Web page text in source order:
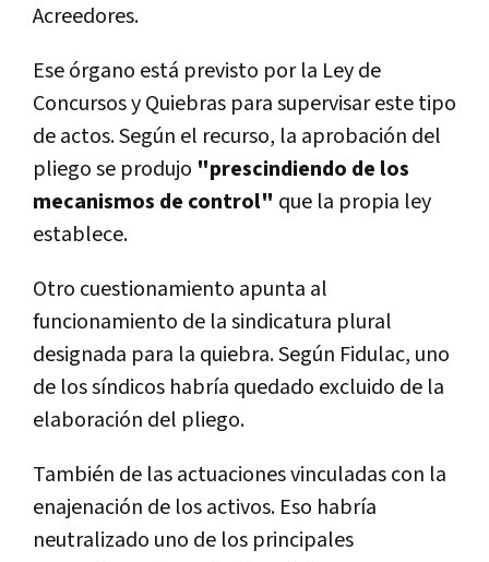
Acreedores.
Ese órgano está previsto por la Ley de
Concursos y Quiebras para supervisar este tipo
de actos. Según el recurso, la aprobación del
pliego se produjo "prescindiendo de los
mecanismos de control" que la propia ley
establece.
Otro cuestionamiento apunta al
funcionamiento de la sindicatura plural
designada para la quiebra. Según Fidulac, uno
de los síndicos habría quedado excluido de la
elaboración del pliego.
También de las actuaciones vinculadas con la
enajenación de los activos. Eso habría
neutralizado uno de los principales